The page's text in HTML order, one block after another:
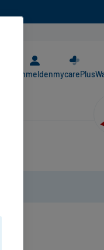
AnmeldenmycarePlus